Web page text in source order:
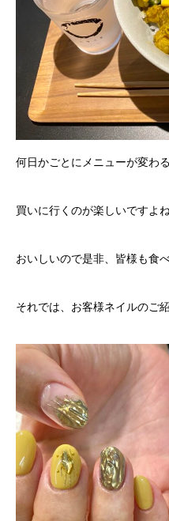
何日かごとにメニューが変わ
買いに行くのが楽しいですよ
おいしいので是非、皆様も食
それでは、お客様ネイルのご